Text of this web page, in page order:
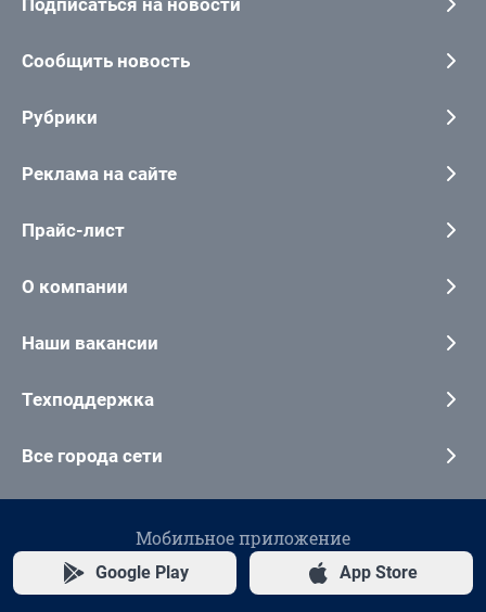
Подписаться на новости
Сообщить новость
Рубрики
Реклама на сайте
Прайс-лист
О компании
Наши вакансии
Техподдержка
Все города сети
Мобильное приложение
Google Play App Store